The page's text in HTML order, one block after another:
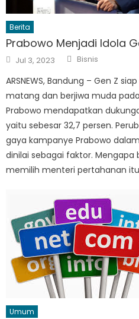
Berita
Prabowo Menjadi Idola
Posted
on
Jul 3, 2023 Author
Bisnis
ARSNEWS, Bandung – Gen Z
matang dan berjiwa muda
Prabowo mendapatkan
yaitu sebesar 32,7 persen.
gaya kampanye Prabowo
dinilai sebagai faktor.
memilih menteri pertahanan
Umum